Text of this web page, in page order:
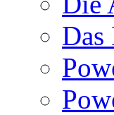
Das